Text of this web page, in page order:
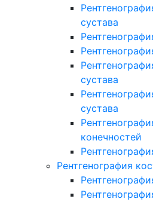
сустава
сустава
сустава
конечностей
Рентгенография